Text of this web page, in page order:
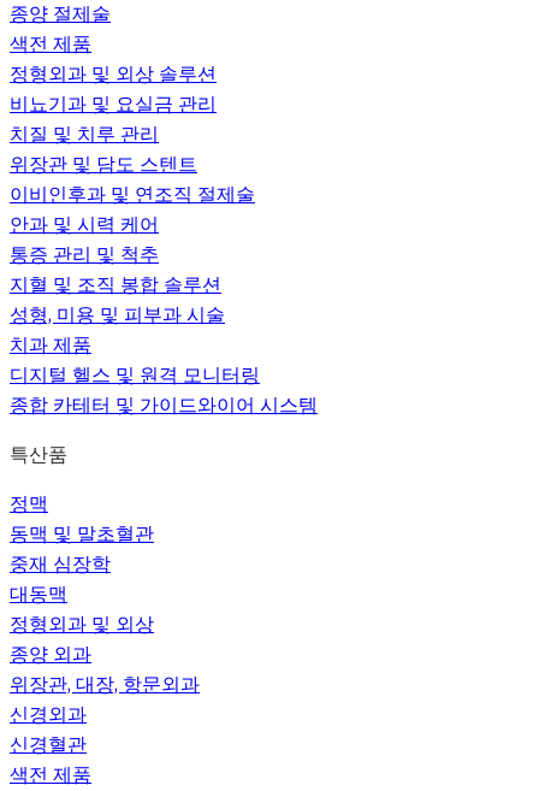
종양 절제술
색전 제품
정형외과 및 외상 솔루션
비뇨기과 및 요실금 관리
치질 및 치루 관리
위장관 및 담도 스텐트
이비인후과 및 연조직 절제술
안과 및 시력 케어
통증 관리 및 척추
지혈 및 조직 봉합 솔루션
성형, 미용 및 피부과 시술
치과 제품
디지털 헬스 및 원격 모니터링
종합 카테터 및 가이드와이어 시스템
특산품
정맥
동맥 및 말초혈관
중재 심장학
대동맥
정형외과 및 외상
종양 외과
위장관, 대장, 항문외과
신경외과
신경혈관
색전 제품